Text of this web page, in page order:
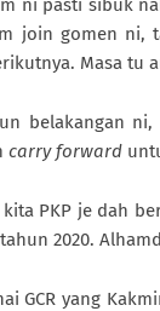
ni pasti sibuk
join gomen
Masa tu
belakangan
carry forward
PKP je dah
2020.
GCR yang